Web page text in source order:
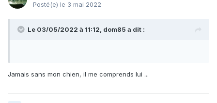
Posté(e) le 3 mai 2022
Le 03/05/2022 à 11:12, dom85 a dit :
Jamais sans mon chien, il me comprends lui ...